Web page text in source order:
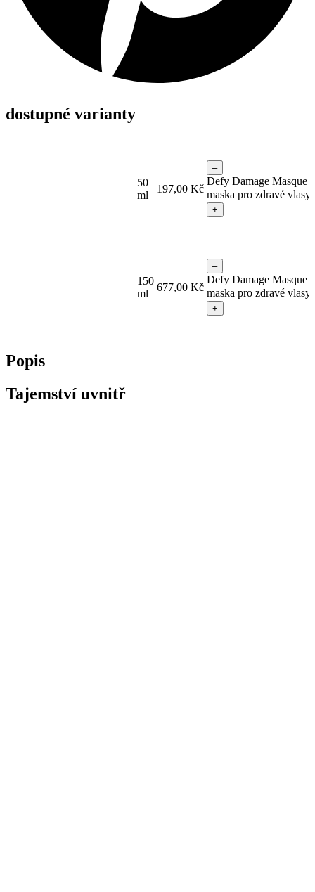
dostupné varianty
50
ml
197,00 Kč
–
Defy Damage Masque
maska pro zdravé vlasy
+
150
ml
677,00 Kč
–
Defy Damage Masque
maska pro zdravé vlasy
+
Popis
Tajemství uvnitř